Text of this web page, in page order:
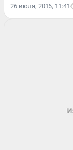
26 июля, 2016, 11:41